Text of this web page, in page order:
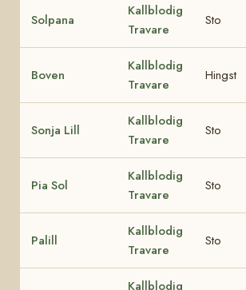
Solpana
Kallblodig
Travare
Sto
Boven
Kallblodig
Travare
Hingst
Sonja Lill
Kallblodig
Travare
Sto
Pia Sol
Kallblodig
Travare
Sto
Palill
Kallblodig
Travare
Sto
Kallblodig